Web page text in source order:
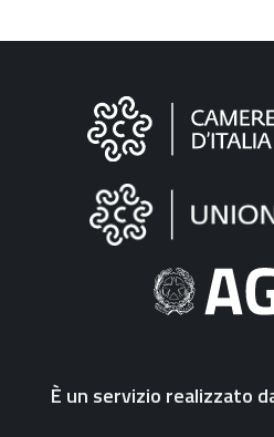
Informazioni
"Fattura
Elettronica"
È un servizio realizzato